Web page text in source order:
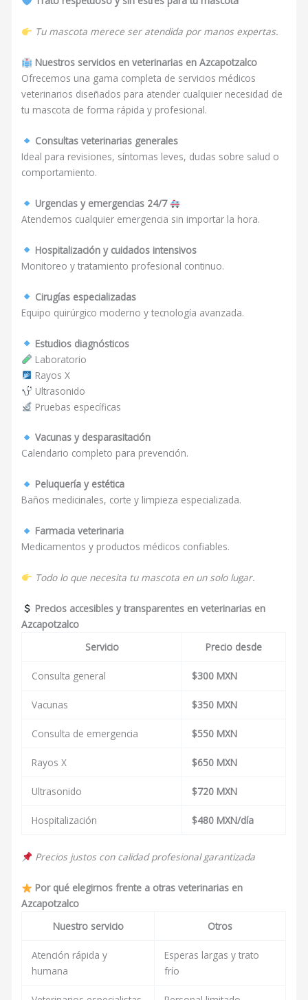
Tu mascota merece ser atendida por manos expertas.
Nuestros servicios en veterinarias en Azcapotzalco
Ofrecemos una gama completa de servicios médicos
veterinarios diseñados para atender cualquier necesidad de
tu mascota de forma rápida y profesional.
Consultas veterinarias generales
Ideal para revisiones, síntomas leves, dudas sobre salud o
comportamiento.
Urgencias y emergencias 24/7
Atendemos cualquier emergencia sin importar la hora.
Hospitalización y cuidados intensivos
Monitoreo y tratamiento profesional continuo.
Cirugías especializadas
Equipo quirúrgico moderno y tecnología avanzada.
Estudios diagnósticos
Laboratorio
Rayos X
Ultrasonido
Pruebas específicas
Vacunas y desparasitación
Calendario completo para prevención.
Peluquería y estética
Baños medicinales, corte y limpieza especializada.
Farmacia veterinaria
Medicamentos y productos médicos confiables.
Todo lo que necesita tu mascota en un solo lugar.
Precios accesibles y transparentes en veterinarias en
Azcapotzalco
Servicio
Precio desde
Consulta general $300 MXN
Vacunas $350 MXN
Consulta de emergencia $550 MXN
Rayos X $650 MXN
Ultrasonido $720 MXN
Hospitalización $480 MXN/día
Precios justos con calidad profesional garantizada
Por qué elegirnos frente a otras veterinarias en
Azcapotzalco
Nuestro servicio
Otros
Atención rápida y
humana
Esperas largas y trato
frío